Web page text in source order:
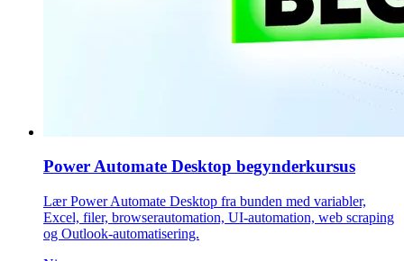
Power Automate Desktop begynderkursus
Lær Power Automate Desktop fra bunden med variabler,
Excel, filer, browserautomation, UI-automation, web scraping
og Outlook-automatisering.